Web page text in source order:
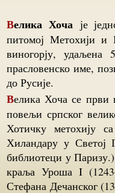
Велика Хочаје
питомој Метохији и
виногорју,
прасловенско име,
до Русије.
Велика Хоча се први пут у српској историји помиње 1198. године у
повељи српског
Хотичку метохију
Хиландару у Светој
библиотеци у
краља Уроша I
Стефана Дечанског